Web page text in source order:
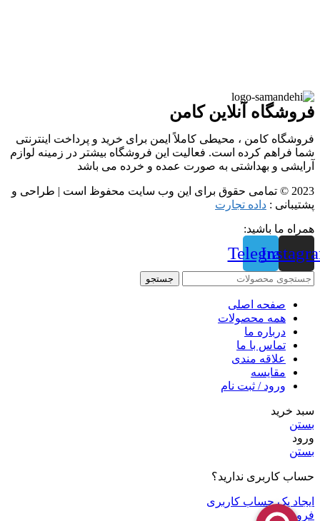
فروشگاه آنلاین کامن
فروشگاه کامن ، محیطی کاملاً ایمن برای خرید و پرداخت اینترنتی
شما فراهم کرده است. فعالیت این فروشگاه بیشتر در زمینه لوازم
آرایشی و بهداشتی به صورت عمده و خرده می باشد
2023 © تمامی حقوق برای این وب سایت محفوظ است | طراحی و
پشتیبانی : داده تجارت
همراه ما باشید:
Telegram
جستجو
صفحه اصلی
همه محصولات
درباره ما
تماس با ما
علاقه مندی
مقايسه
ورود / ثبت نام
سبد خرید
بستن
ورود
بستن
حساب کاربری ندارید؟
ایجاد یک حساب کاربری
فروشگاه